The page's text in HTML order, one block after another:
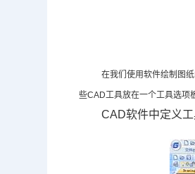
在我们使用软件绘制图
些CAD工具放在一个工具选项
CAD软件中定义工